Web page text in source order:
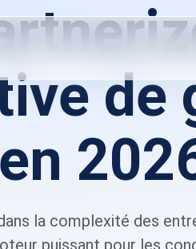
de
la complexité des
puissant pour les